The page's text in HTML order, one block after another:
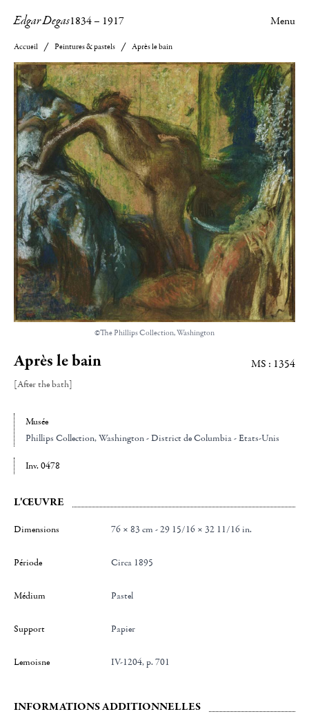
Edgar Degas1834– 1917 Menu
Accueil Peintures & pastels Après le bain
©The Phillips Collection, Washington
Après le bain
[After the bath]
MS : 1354
Musée
Phillips Collection, Washington - District de Columbia - Etats-Unis
Inv. 0478
L'ŒUVRE
Dimensions 76 × 83 cm - 29 15/16 × 32 11/16 in.
Période Circa 1895
Médium Pastel
Support Papier
Lemoisne IV-1204, p. 701
INFORMATIONS ADDITIONNELLES